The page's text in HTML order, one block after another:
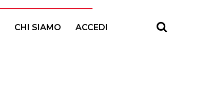
CHI SIAMO ACCEDI